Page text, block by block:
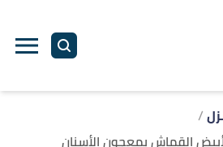
القماش بمعجون الأسنان